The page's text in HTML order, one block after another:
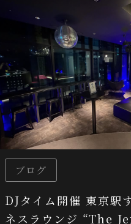
ブログ
DJタイム開催 東京駅
ネスラウンジ “The